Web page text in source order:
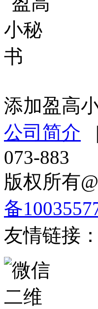
添加盈高
公司简介
073-883
版权所有
备
友情链接：